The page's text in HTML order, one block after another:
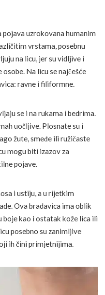
pojava uzrokovana humanim
vrstama, posebnu
na licu, jer su vidljive i
Na licu se najčešće
ravne i filiformne.
se i na rukama i bedrima.
uočljive. Plosnate su i
žute, smeđe ili ružičaste
mogu biti izazov za
pojave.
i ustiju, a u rijetkim
Ova bradavica ima oblik
boje kao i ostatak kože lica ili
posebno su zanimljive
ih čini primjetnijima.